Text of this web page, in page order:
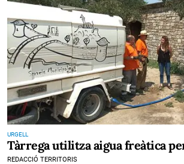
URGELL
Tàrrega utilitza aigua freàtica
REDACCIÓ TERRITORIS